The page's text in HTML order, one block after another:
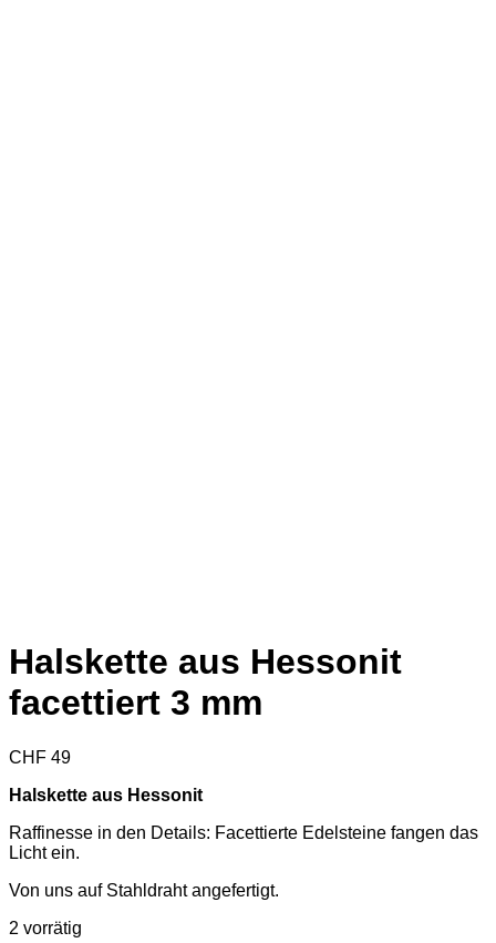
Halskette aus Hessonit
facettiert 3 mm
CHF 49
Halskette aus Hessonit
Raffinesse in den Details: Facettierte Edelsteine fangen das
Licht ein.
Von uns auf Stahldraht angefertigt.
2 vorrätig